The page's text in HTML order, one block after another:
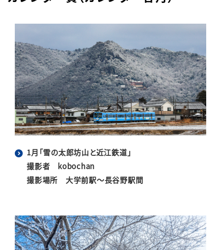
1月「雪の太郎坊山と近江鉄道」
撮影者 kobochan
撮影場所 大学前駅～長谷野駅間